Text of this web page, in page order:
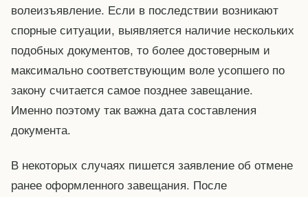
волеизъявление. Если в последствии возникают
спорные ситуации, выявляется наличие нескольких
подобных документов, то более достоверным и
максимально соответствующим воле усопшего по
закону считается самое позднее завещание.
Именно поэтому так важна дата составления
документа.
В некоторых случаях пишется заявление об отмене
ранее оформленного завещания. После